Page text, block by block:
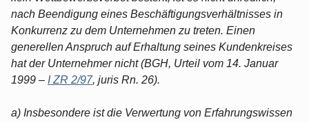
nach Beendigung eines Beschäftigungsverhältnisses in
Konkurrenz zu dem Unternehmen zu treten. Einen
generellen Anspruch auf Erhaltung seines Kundenkreises
hat der Unternehmer nicht (BGH, Urteil vom 14. Januar
1999 – I ZR 2/97, juris Rn. 26).
a) Insbesondere ist die Verwertung von Erfahrungswissen